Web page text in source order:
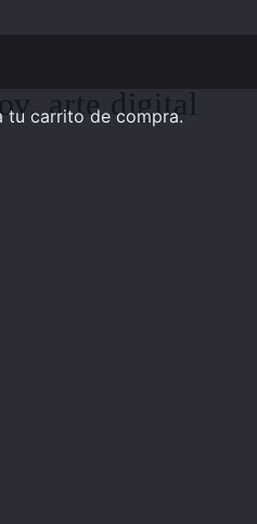
tu carrito de compra.
«Sangre vital»
arte digital